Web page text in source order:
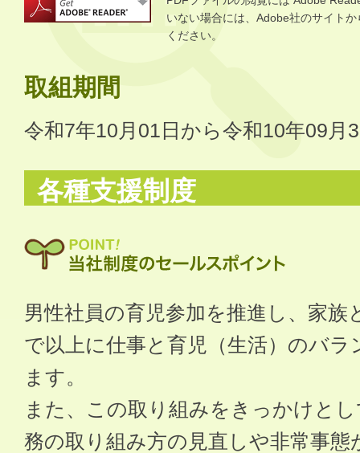
いない場合には、Adobe社のサイト
ください。
取組期間
令和7年10月01日から令和10年09月
各種支援制度
男性社員の育児参加を推進し、家
で以上に仕事と育児（生活）のバ
ます。
また、この取り組みをきっかけと
務の取り組み方の見直しや非常事